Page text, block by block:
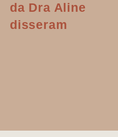
da Dra Aline
disseram